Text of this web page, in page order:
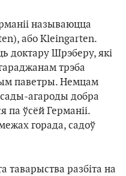
называюцца
або Kleingarten.
доктару Шрэберу, які
трэба
паветры. Немцам
сады-агароды добра
па ўсёй Германіі.
горада, садоў
таварыства разбіта на